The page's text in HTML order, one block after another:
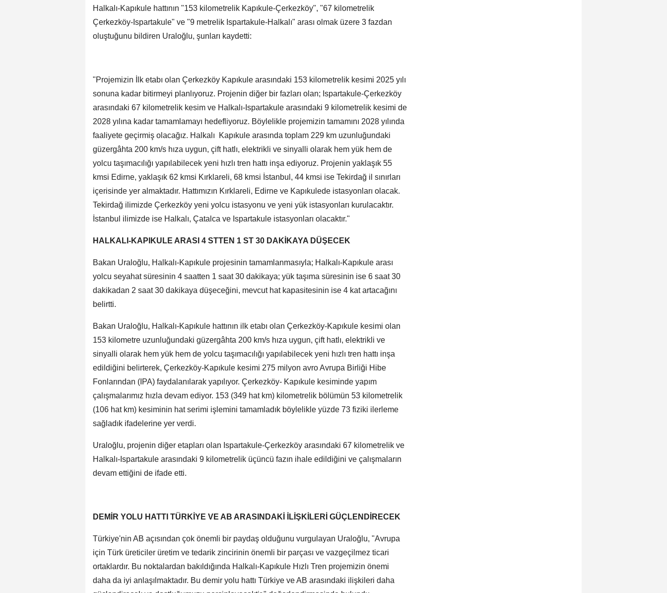
Halkalı-Kapıkule hattının "153 kilometrelik Kapıkule-Çerkezköy", "67 kilometrelik
Çerkezköy-Ispartakule" ve "9 metrelik Ispartakule-Halkalı" arası olmak üzere 3 fazdan
oluştuğunu bildiren Uraloğlu, şunları kaydetti:
"Projemizin İlk etabı olan Çerkezköy Kapıkule arasındaki 153 kilometrelik kesimi 2025 yılı
sonuna kadar bitirmeyi planlıyoruz. Projenin diğer bir fazları olan; Ispartakule-Çerkezköy
arasındaki 67 kilometrelik kesim ve Halkalı-Ispartakule arasındaki 9 kilometrelik kesimi de
2028 yılına kadar tamamlamayı hedefliyoruz. Böylelikle projemizin tamamını 2028 yılında
faaliyete geçirmiş olacağız. Halkalı  Kapıkule arasında toplam 229 km uzunluğundaki
güzergâhta 200 km/s hıza uygun, çift hatlı, elektrikli ve sinyalli olarak hem yük hem de
yolcu taşımacılığı yapılabilecek yeni hızlı tren hattı inşa ediyoruz. Projenin yaklaşık 55
kmsi Edirne, yaklaşık 62 kmsi Kırklareli, 68 kmsi İstanbul, 44 kmsi ise Tekirdağ il sınırları
içerisinde yer almaktadır. Hattımızın Kırklareli, Edirne ve Kapıkulede istasyonları olacak.
Tekirdağ ilimizde Çerkezköy yeni yolcu istasyonu ve yeni yük istasyonları kurulacaktır.
İstanbul ilimizde ise Halkalı, Çatalca ve Ispartakule istasyonları olacaktır."
HALKALI-KAPIKULE ARASI 4 STTEN 1 ST 30 DAKİKAYA DÜŞECEK
Bakan Uraloğlu, Halkalı-Kapıkule projesinin tamamlanmasıyla; Halkalı-Kapıkule arası
yolcu seyahat süresinin 4 saatten 1 saat 30 dakikaya; yük taşıma süresinin ise 6 saat 30
dakikadan 2 saat 30 dakikaya düşeceğini, mevcut hat kapasitesinin ise 4 kat artacağını
belirtti.
Bakan Uraloğlu, Halkalı-Kapıkule hattının ilk etabı olan Çerkezköy-Kapıkule kesimi olan
153 kilometre uzunluğundaki güzergâhta 200 km/s hıza uygun, çift hatlı, elektrikli ve
sinyalli olarak hem yük hem de yolcu taşımacılığı yapılabilecek yeni hızlı tren hattı inşa
edildiğini belirterek, Çerkezköy-Kapıkule kesimi 275 milyon avro Avrupa Birliği Hibe
Fonlarından (IPA) faydalanılarak yapılıyor. Çerkezköy- Kapıkule kesiminde yapım
çalışmalarımız hızla devam ediyor. 153 (349 hat km) kilometrelik bölümün 53 kilometrelik
(106 hat km) kesiminin hat serimi işlemini tamamladık böylelikle yüzde 73 fiziki ilerleme
sağladık ifadelerine yer verdi.
Uraloğlu, projenin diğer etapları olan Ispartakule-Çerkezköy arasındaki 67 kilometrelik ve
Halkalı-Ispartakule arasındaki 9 kilometrelik üçüncü fazın ihale edildiğini ve çalışmaların
devam ettiğini de ifade etti.
DEMİR YOLU HATTI TÜRKİYE VE AB ARASINDAKİ İLİŞKİLERİ GÜÇLENDİRECEK
Türkiye'nin AB açısından çok önemli bir paydaş olduğunu vurgulayan Uraloğlu, "Avrupa
için Türk üreticiler üretim ve tedarik zincirinin önemli bir parçası ve vazgeçilmez ticari
ortaklardır. Bu noktalardan bakıldığında Halkalı-Kapıkule Hızlı Tren projemizin önemi
daha da iyi anlaşılmaktadır. Bu demir yolu hattı Türkiye ve AB arasındaki ilişkileri daha